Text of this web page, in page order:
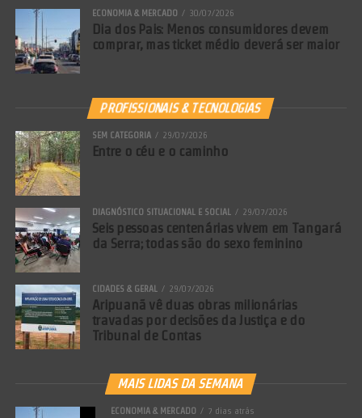
ECONOMIA & MERCADO 30/07/2026
Dia dos Pais: Menos consumidores devem
comprar, mas ticket médio deverá ser maior
PROFISSIONAIS & TECNOLOGIAS
SEM CATEGORIA 29/07/2026
Entre o céu e o caminho
DIAGNÓSTICO SITUACIONAL E SOCIAL 29/07/2026
Seis pessoas centenárias vivem em Tangará
da Serra; todas são do sexo feminino
CIDADES & GERAL 29/07/2026
Aripuanã vê duas obras milionárias
travadas por decisões da Justiça e do
Tribunal de Contas
MAIS LIDAS DA SEMANA
ECONOMIA & MERCADO 7 dias atrás